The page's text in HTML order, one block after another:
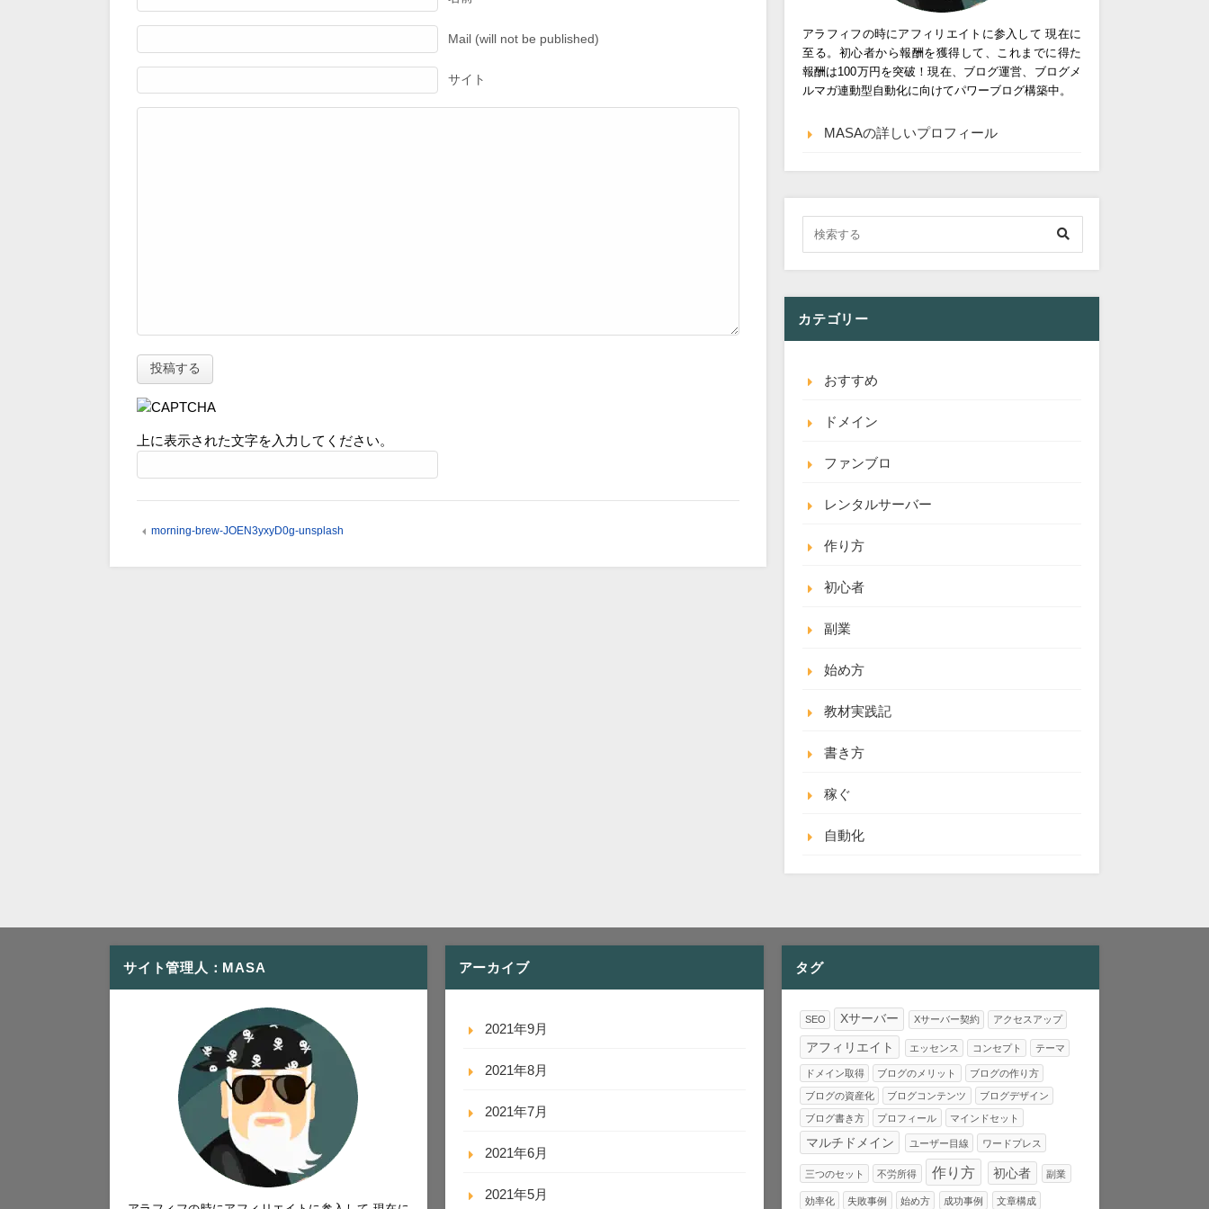
Mail (will not be published)
サイト
上に表示された文字を入力してください。
morning-brew-JOEN3yxyD0g-unsplash
アラフィフの時にアフィリエイトに参入して 現在に
至る。初心者から報酬を獲得して、これまでに得た
報酬は100万円を突破！現在、ブログ運営、ブログメ
ルマガ連動型自動化に向けてパワーブログ構築中。
MASAの詳しいプロフィール
カテゴリー
おすすめ
ドメイン
ファンブロ
レンタルサーバー
作り方
初心者
副業
始め方
教材実践記
書き方
稼ぐ
自動化
サイト管理人：MASA アーカイブ
2021年9月
2021年8月
2021年7月
2021年6月
2021年5月
タグ
SEO Xサーバー Xサーバー契約 アクセスアップ
アフィリエイト エッセンス コンセプト テーマ
ドメイン取得 ブログのメリット ブログの作り方
ブログの資産化 ブログコンテンツ ブログデザイン
ブログ書き方 プロフィール マインドセット
マルチドメイン ユーザー目線 ワードプレス
三つのセット 不労所得 作り方 初心者 副業
効率化 失敗事例 始め方 成功事例 文章構成